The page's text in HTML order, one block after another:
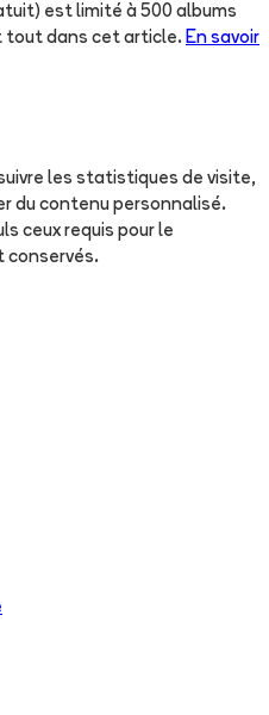
est limité à 500 albums
tout dans cet article. En savoir
les statistiques de visite,
du contenu personnalisé.
ceux requis pour le
conservés.